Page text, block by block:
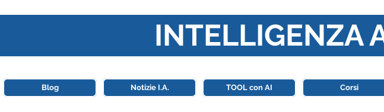
INTELLIGENZA
Blog Notizie I.A. TOOL con AI Corsi